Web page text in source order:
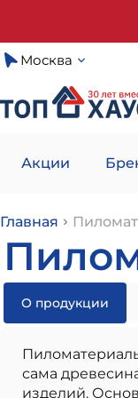
Москва
Акции
Главная
О продукции
сама
изделий.